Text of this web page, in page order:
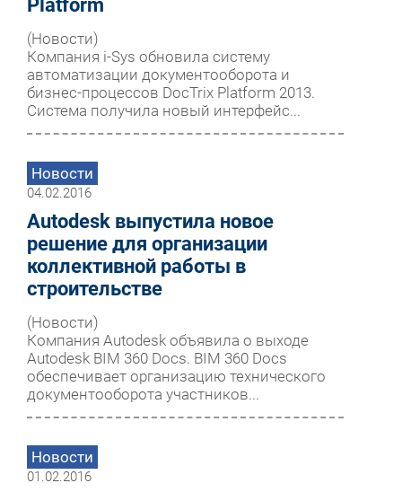
Platform
(Новости)
Компания i-Sys обновила систему
автоматизации документооборота и
бизнес-процессов DocTrix Platform 2013.
Система получила новый интерфейс...
Новости
04.02.2016
Autodesk выпустила новое
решение для организации
коллективной работы в
строительстве
(Новости)
Компания Autodesk объявила о выходе
Autodesk BIM 360 Docs. BIM 360 Docs
обеспечивает организацию технического
документооборота участников...
Новости
01.02.2016